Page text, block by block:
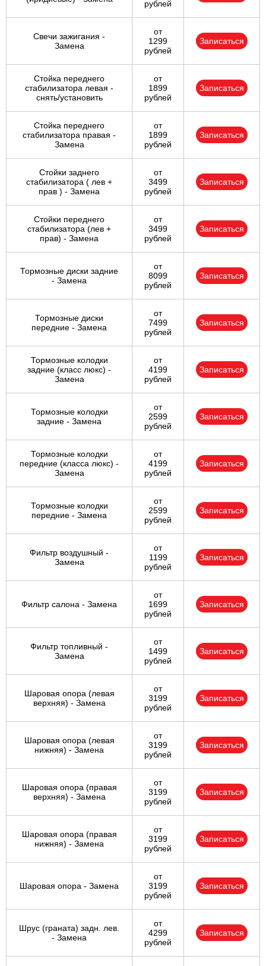
рублей
Свечи зажигания -
Замена
от
1299
рублей
Записаться
Стойка переднего
стабилизатора левая -
снять/установить
от
1899
рублей
Записаться
Стойка переднего
стабилизатора правая -
Замена
от
1899
рублей
Записаться
Стойки заднего
стабилизатора ( лев +
прав ) - Замена
от
3499
рублей
Записаться
Стойки переднего
стабилизатора (лев +
прав) - Замена
от
3499
рублей
Записаться
Тормозные диски задние
- Замена
от
8099
рублей
Записаться
Тормозные диски
передние - Замена
от
7499
рублей
Записаться
Тормозные колодки
задние (класс люкс) -
Замена
от
4199
рублей
Записаться
Тормозные колодки
задние - Замена
от
2599
рублей
Записаться
Тормозные колодки
передние (класса люкс) -
Замена
от
4199
рублей
Записаться
Тормозные колодки
передние - Замена
от
2599
рублей
Записаться
Фильтр воздушный -
Замена
от
1199
рублей
Записаться
Фильтр салона - Замена
от
1699
рублей
Записаться
Фильтр топливный -
Замена
от
1499
рублей
Записаться
Шаровая опора (левая
верхняя) - Замена
от
3199
рублей
Записаться
Шаровая опора (левая
нижняя) - Замена
от
3199
рублей
Записаться
Шаровая опора (правая
верхняя) - Замена
от
3199
рублей
Записаться
Шаровая опора (правая
нижняя) - Замена
от
3199
рублей
Записаться
Шаровая опора - Замена
от
3199
рублей
Записаться
Шрус (граната) задн. лев.
- Замена
от
4299
рублей
Записаться